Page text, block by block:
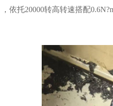
，依托20000转高转速搭配